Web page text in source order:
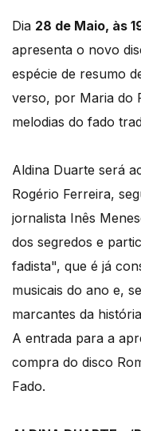
Dia 28 de Maio, às
apresenta o novo
espécie de resumo
verso, por Maria do
melodias do fado
Aldina Duarte será
Rogério Ferreira,
jornalista Inês
dos segredos e
fadista", que é já
musicais do ano e,
marcantes da
A entrada para a
compra do disco
Fado.